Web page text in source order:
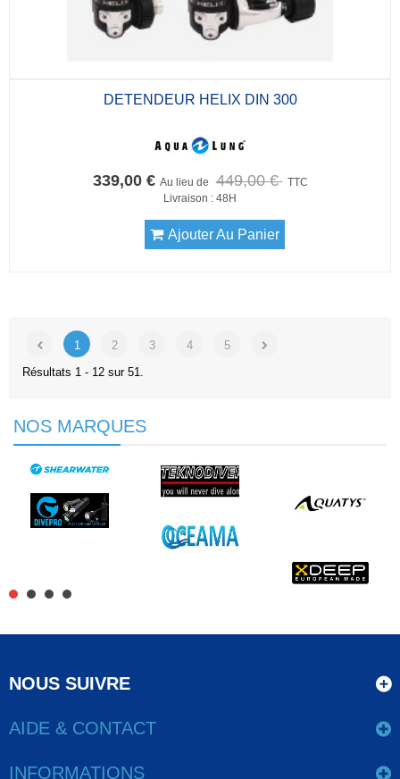
DETENDEUR HELIX DIN 300
339,00 € Au lieu de 449,00 € TTC
Livraison : 48H
Ajouter Au Panier
1 2 3 4
5
Résultats 1 - 12 sur 51.
NOS MARQUES
NOUS SUIVRE
AIDE & CONTACT
INFORMATIONS